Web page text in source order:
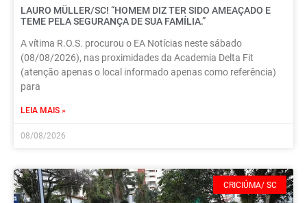
LAURO MÜLLER/SC! “HOMEM DIZ TER SIDO AMEAÇADO E
TEME PELA SEGURANÇA DE SUA FAMÍLIA.”
A vítima R.O.S. procurou o EA Notícias neste sábado
(08/08/2026), nas proximidades da Academia Delta Fit
(atenção apenas o local informado apenas como referência)
para
LEIA MAIS »
08/08/2026
CRICIÚMA/ SC